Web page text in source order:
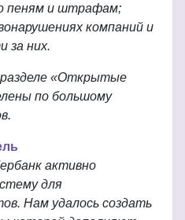
пеням и штрафам;
компаний и
за них.
разделе «Открытые
по большому
активно
для
Нам удалось создать